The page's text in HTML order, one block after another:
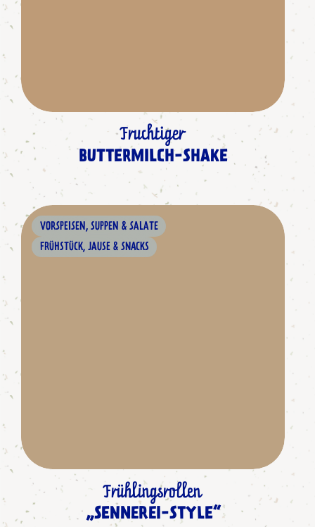
Fruchtiger
BUTTERMILCH-SHAKE
VORSPEISEN, SUPPEN & SALATE
FRÜHSTÜCK, JAUSE & SNACKS
Frühlingsrollen
„SENNEREI-STYLE“